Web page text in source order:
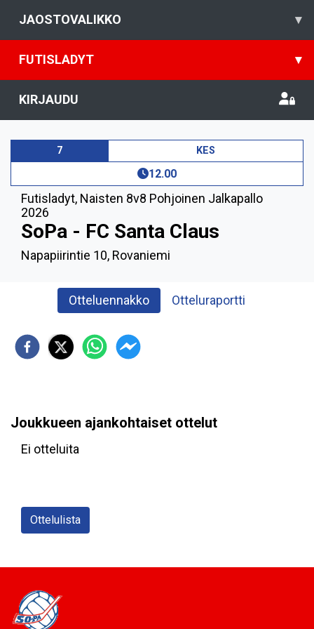
JAOSTOVALIKKO ▾
FUTISLADYT ▾
KIRJAUDU
7 KES
12.00
Futisladyt, Naisten 8v8 Pohjoinen Jalkapallo
2026
SoPa - FC Santa Claus
Napapiirintie 10, Rovaniemi
Otteluennakko Otteluraportti
Joukkueen ajankohtaiset ottelut
Ei otteluita
Ottelulista